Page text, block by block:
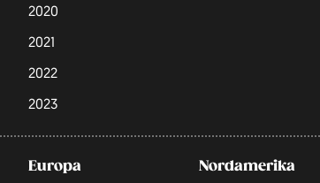
2020
2021
2022
2023
Europa
Nordamerika